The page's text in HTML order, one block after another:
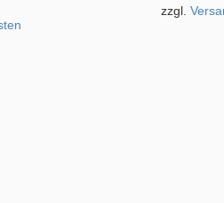
zzgl.